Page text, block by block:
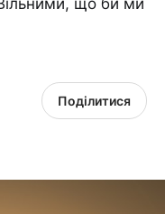
що би ми
Поділитися